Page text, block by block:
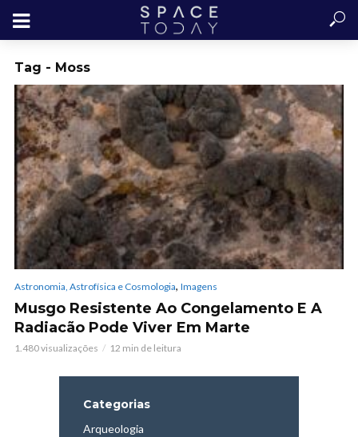
Tag - Moss
Astronomia, Astrofísica e Cosmologia, Imagens
Musgo Resistente Ao Congelamento E A
Radiacão Pode Viver Em Marte
1.480 visualizações 12 min de leitura
Categorias
Arqueologia